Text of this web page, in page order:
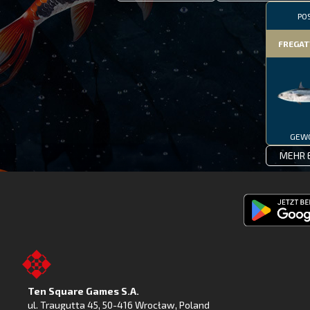
MEHR
Ten Square Games S.A.
ul. Traugutta 45, 50-416 Wrocław, Poland